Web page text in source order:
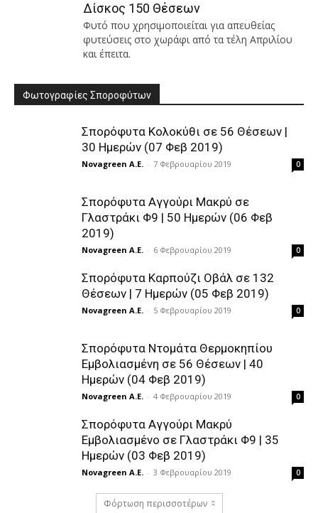
Δίσκος 150 Θέσεων
Φυτό που χρησιμοποιείται για απευθείας
φυτεύσεις στο χωράφι από τα τέλη Απριλίου
και έπειτα.
Φωτογραφίες Σποροφύτων
Σπορόφυτα Κολοκύθι σε 56 Θέσεων |
30 Ημερών (07 Φεβ 2019)
Novagreen A.E. - 7 Φεβρουαρίου 2019 0
Σπορόφυτα Αγγούρι Μακρύ σε
Γλαστράκι Φ9 | 50 Ημερών (06 Φεβ
2019)
Novagreen A.E. - 6 Φεβρουαρίου 2019 0
Σπορόφυτα Καρπούζι Οβάλ σε 132
Θέσεων | 7 Ημερών (05 Φεβ 2019)
Novagreen A.E. - 5 Φεβρουαρίου 2019 0
Σπορόφυτα Ντομάτα Θερμοκηπίου
Εμβολιασμένη σε 56 Θέσεων | 40
Ημερών (04 Φεβ 2019)
Novagreen A.E. - 4 Φεβρουαρίου 2019 0
Σπορόφυτα Αγγούρι Μακρύ
Εμβολιασμένο σε Γλαστράκι Φ9 | 35
Ημερών (03 Φεβ 2019)
Novagreen A.E. - 3 Φεβρουαρίου 2019 0
Φόρτωση περισσοτέρων